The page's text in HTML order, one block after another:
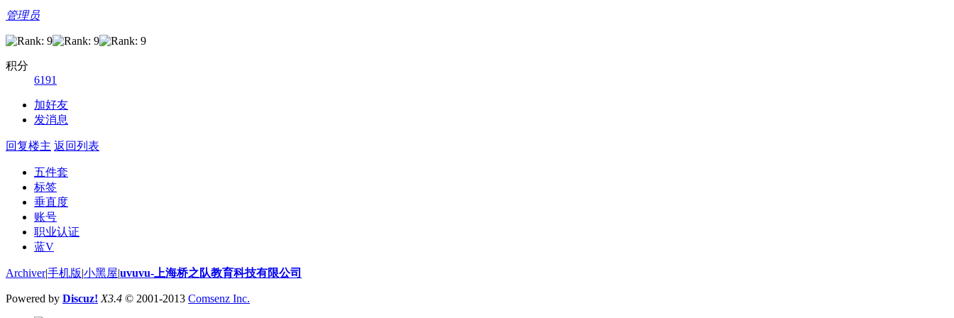
管理员
积分
6191
加好友
发消息
回复楼主 返回列表
五件套
标签
垂直度
账号
职业认证
蓝V
Archiver|手机版|小黑屋|uvuvu-上海桥之队教育科技有限公司
Powered by Discuz! X3.4 © 2001-2013 Comsenz Inc.